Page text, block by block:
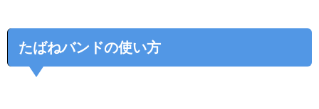
たばねバンドの使い方